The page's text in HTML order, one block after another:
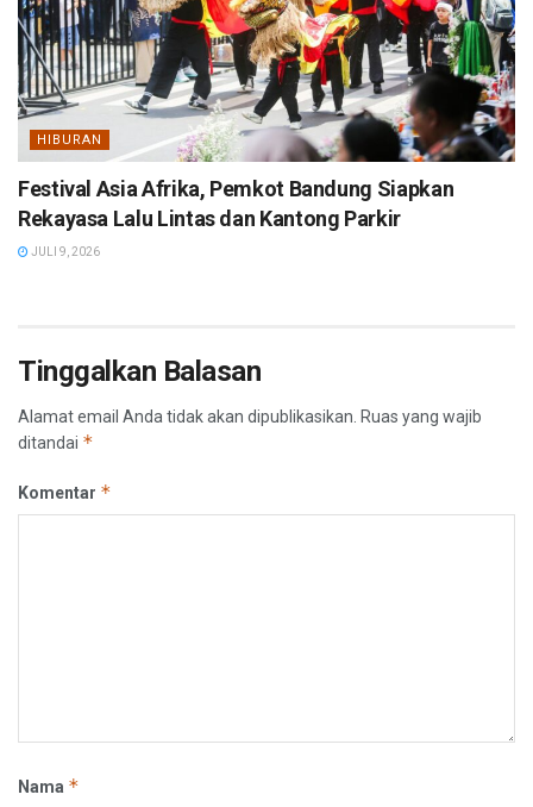
HIBURAN
Festival Asia Afrika, Pemkot Bandung Siapkan
Rekayasa Lalu Lintas dan Kantong Parkir
JULI 9, 2026
Tinggalkan Balasan
Alamat email Anda tidak akan dipublikasikan. Ruas yang wajib
ditandai *
Komentar *
Nama *